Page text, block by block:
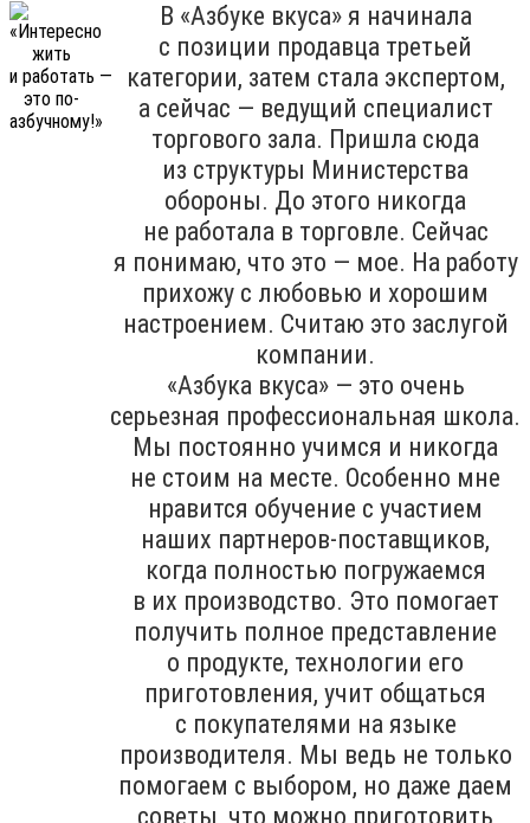
В «Азбуке вкуса» я начинала
с позиции продавца третьей
категории, затем стала экспертом,
а сейчас — ведущий специалист
торгового зала. Пришла сюда
из структуры Министерства
обороны. До этого никогда
не работала в торговле. Сейчас
я понимаю, что это — мое. На работу
прихожу с любовью и хорошим
настроением. Считаю это заслугой
компании.
«Азбука вкуса» — это очень
серьезная профессиональная школа.
Мы постоянно учимся и никогда
не стоим на месте. Особенно мне
нравится обучение с участием
наших партнеров-поставщиков,
когда полностью погружаемся
в их производство. Это помогает
получить полное представление
о продукте, технологии его
приготовления, учит общаться
с покупателями на языке
производителя. Мы ведь не только
помогаем с выбором, но даже даем
советы, что можно приготовить